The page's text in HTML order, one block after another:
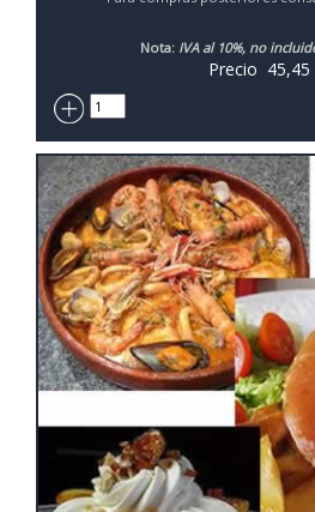
Nota: IVA al 10%, no
Precio 45,45